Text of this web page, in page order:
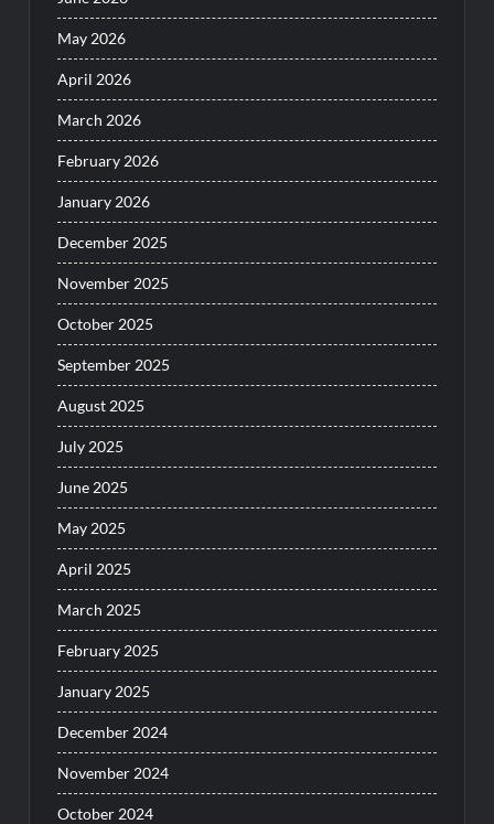
May 2026
April 2026
March 2026
February 2026
January 2026
December 2025
November 2025
October 2025
September 2025
August 2025
July 2025
June 2025
May 2025
April 2025
March 2025
February 2025
January 2025
December 2024
November 2024
October 2024